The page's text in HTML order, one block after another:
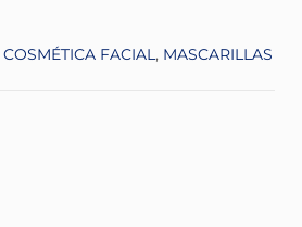
COSMÉTICA FACIAL, MASCARILLAS